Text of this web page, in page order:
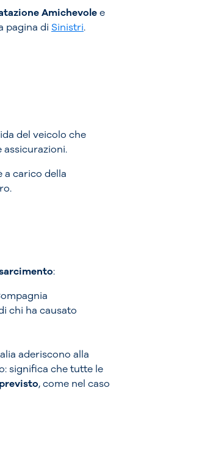
Amichevolee
pagina di Sinistri.
del veicolo che
assicurazioni.
a carico della
:
chi ha causato
aderiscono alla
significa che tutte le
, come nel caso